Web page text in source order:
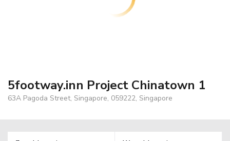
5footway.inn Project Chinatown 1
63A Pagoda Street, Singapore, 059222, Singapore